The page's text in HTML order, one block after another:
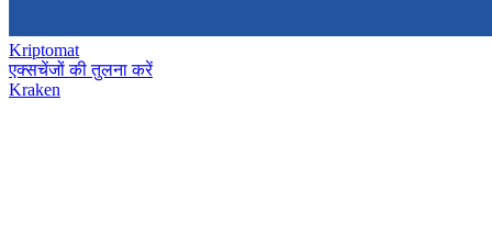
Kriptomat
एक्सचेंजों की तुलना करें
Kraken